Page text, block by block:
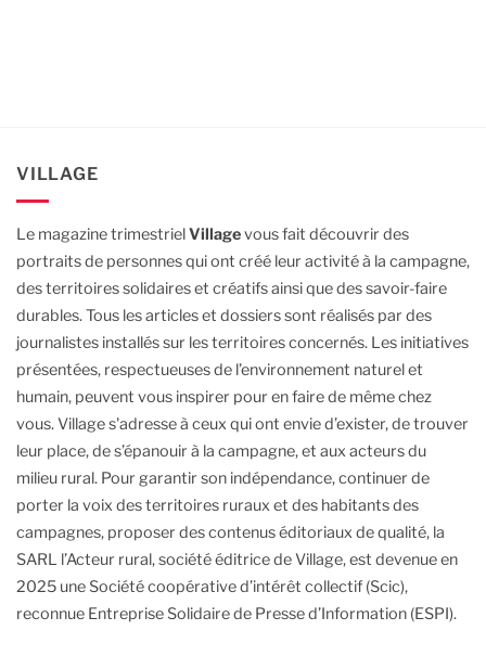
VILLAGE
Le magazine trimestrielVillagevous fait découvrir des
portraits de personnes qui ont créé leur activité à la campagne,
des territoires solidaires et créatifs ainsi que des savoir-faire
durables.Tous les articles et dossiers sont réalisés par des
journalistes installés sur les territoires concernés. Les initiatives
présentées, respectueuses de l’environnement naturel et
humain, peuvent vous inspirer pour en faire de même chez
vous.Village s'adresse à ceux qui ont envie d’exister, de trouver
leur place, de s’épanouir à la campagne, et aux acteurs du
milieu rural. Pour garantir son indépendance, continuer de
porter la voix des territoires ruraux et des habitants des
campagnes, proposer des contenus éditoriaux de qualité, la
SARL l’Acteur rural, société éditrice de Village, est devenue en
2025 une Société coopérative d’intérêt collectif (Scic),
reconnue Entreprise Solidaire de Presse d’Information (ESPI).